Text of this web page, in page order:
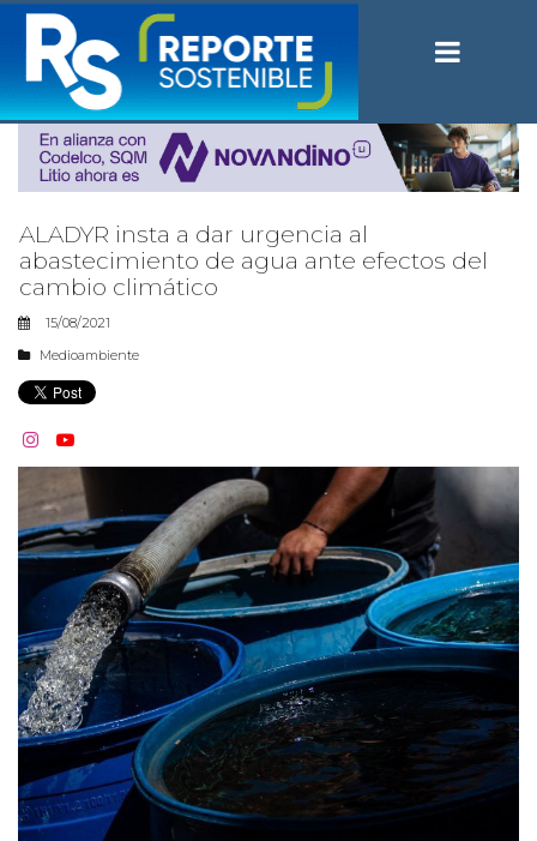
ALADYR insta a dar urgencia al
abastecimiento de agua ante efectos del
cambio climático
15/08/2021
Medioambiente
 